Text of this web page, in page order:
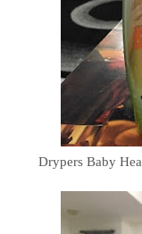
Drypers Baby